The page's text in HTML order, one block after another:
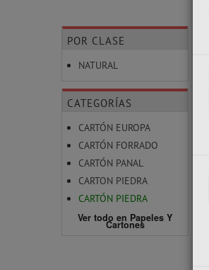
POR CLASE
NATURAL
CATEGORÍAS
CARTÓN EUROPA
CARTÓN FORRADO
CARTÓN PANAL
CARTON PIEDRA
CARTÓN PIEDRA
Ver todo en Papeles Y
Cartones